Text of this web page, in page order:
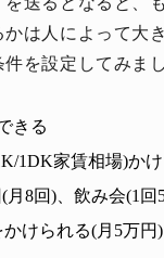
は人によって大
を設定してみまし
きる
1DK家賃相場)か
月8回)、飲み会(1回
けられる(月5万円)